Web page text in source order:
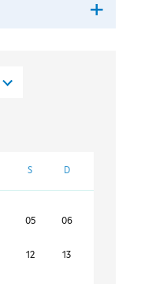
S D
05 06
12 13